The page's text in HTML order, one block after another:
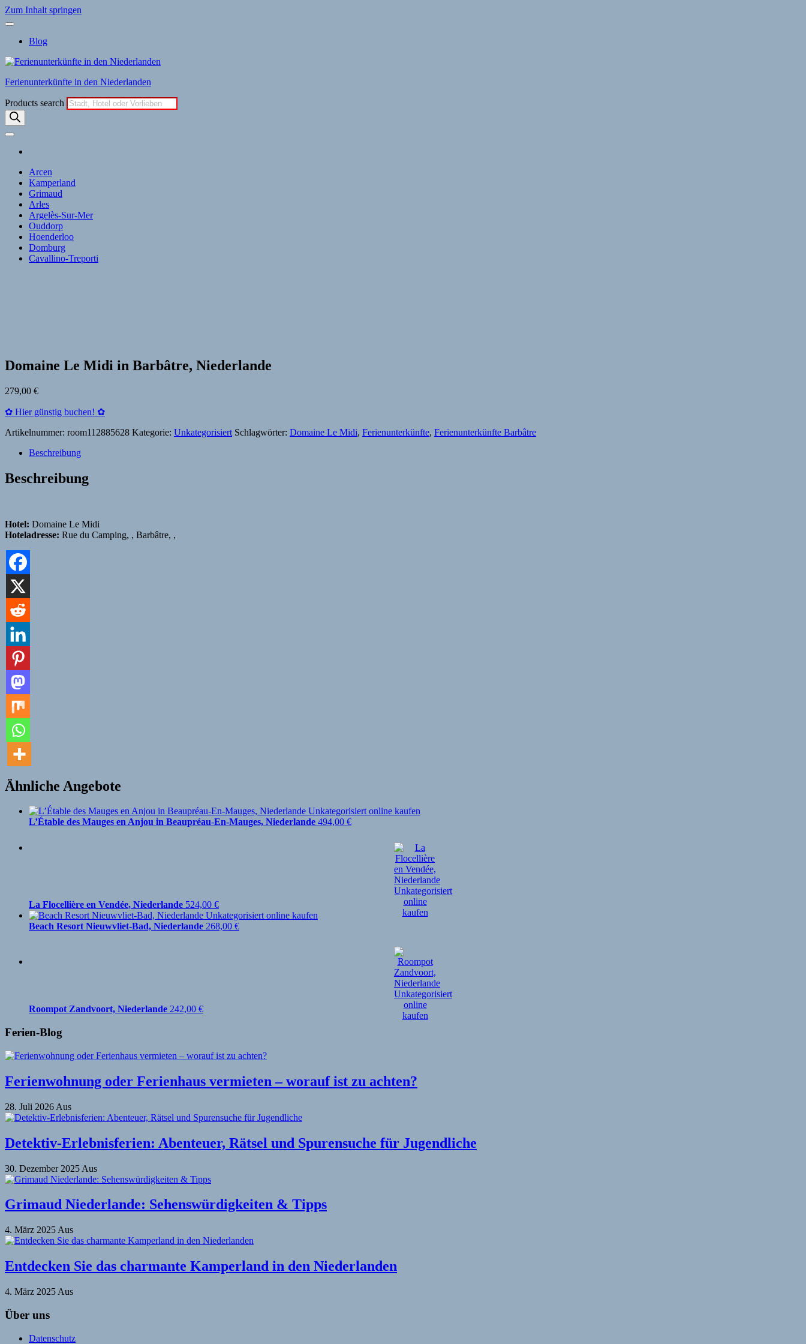
Zum Inhalt springen
Blog
Ferienunterkünfte in den Niederlanden
Products search
Arcen
Kamperland
Grimaud
Arles
Argelès-Sur-Mer
Ouddorp
Hoenderloo
Domburg
Cavallino-Treporti
Domaine Le Midi in Barbâtre, Niederlande
279,00 €
✿ Hier günstig buchen! ✿
Artikelnummer: room112885628 Kategorie: Unkategorisiert Schlagwörter: Domaine Le Midi, Ferienunterkünfte, Ferienunterkünfte Barbâtre
Beschreibung
Beschreibung
Hotel: Domaine Le Midi
Hoteladresse: Rue du Camping, , Barbâtre, ,
Ähnliche Angebote
L’Étable des Mauges en Anjou in Beaupréau-En-Mauges, Niederlande 494,00 €
La Flocellière en Vendée, Niederlande 524,00 €
Beach Resort Nieuwvliet-Bad, Niederlande 268,00 €
Roompot Zandvoort, Niederlande 242,00 €
Ferien-Blog
Ferienwohnung oder Ferienhaus vermieten – worauf ist zu achten?
28. Juli 2026 Aus
Detektiv-Erlebnisferien: Abenteuer, Rätsel und Spurensuche für Jugendliche
30. Dezember 2025 Aus
Grimaud Niederlande: Sehenswürdigkeiten & Tipps
4. März 2025 Aus
Entdecken Sie das charmante Kamperland in den Niederlanden
4. März 2025 Aus
Über uns
Datenschutz